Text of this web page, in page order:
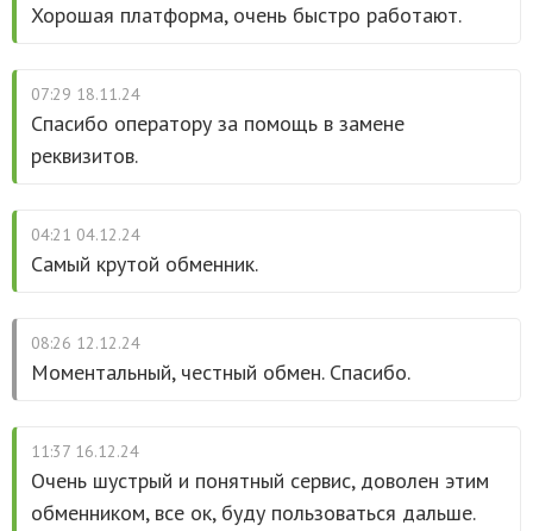
Хорошая платформа, очень быстро работают.
07:29 18.11.24
Спасибо оператору за помощь в замене
реквизитов.
04:21 04.12.24
Самый крутой обменник.
08:26 12.12.24
Моментальный, честный обмен. Спасибо.
11:37 16.12.24
Очень шустрый и понятный сервис, доволен этим
обменником, все ок, буду пользоваться дальше.